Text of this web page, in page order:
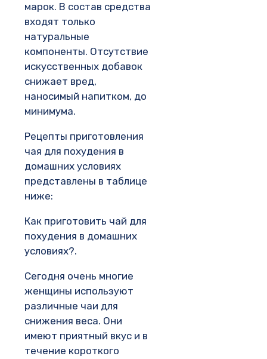
марок. В состав средства
входят только
натуральные
компоненты. Отсутствие
искусственных добавок
снижает вред,
наносимый напитком, до
минимума.
Рецепты приготовления
чая для похудения в
домашних условиях
представлены в таблице
ниже:
Как приготовить чай для
похудения в домашних
условиях?.
Сегодня очень многие
женщины используют
различные чаи для
снижения веса. Они
имеют приятный вкус и в
течение короткого